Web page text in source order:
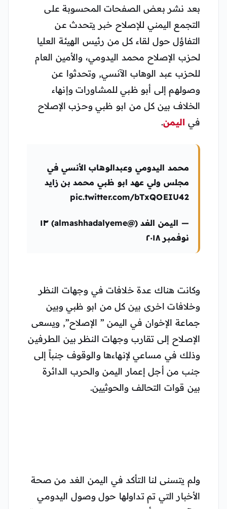
بعد نشر بعض الصفحات المحسوبة على
التجمع اليمني للإصلاح خبر يتحدث عن
التفاؤل حول لقاء كل من رئيس الهيئة العليا
لحزب الإصلاح محمد اليدومي، والأمين العام
للحزب عبد الوهاب الآنسي, وتحدثوا عن
وصولهم إلى أبو ظبي للمشاورات وإنهاء
الخلاف بين كل من ابو ظبي وحزب الإصلاح
في اليمن.
محمد اليدومي وعبدالوهاب الأنسي في
مجلس ولي عهد ابو ظبي محمد بن زايد
pic.twitter.com/bTxQOEIU42
— اليمن الغد (@almashhadalyeme) ١٣
نوفمبر ٢٠١٨
وكانت هناك عدة خلافات في وجهات النظر
وخلافات اخرى بين كل من ابو ظبي وبين
جماعة الإخوان في اليمن ” الإصلاح”, ويسعى
الإصلاح إلى تقارب وجهات النظر بين الطرفين
وذلك في مساعي لإنهاءها والوقوف جنباً إلى
جنب من أجل إعمار اليمن والحرب الدائرة
بين قوات التحالف والحوثيين.
ولم يتسنى لنا التأكد في اليمن الغد من صحة
الأخبار التي تم تداولها حول وصول اليدومي